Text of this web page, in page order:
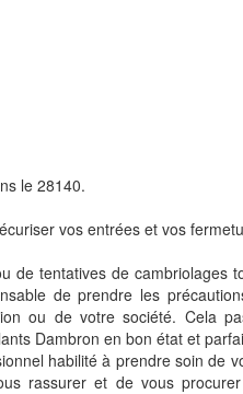
le 28140.
vos entrées et vos
de tentatives de cambriolages
de prendre les
ou de votre société. Cela
Dambron en bon état et
habilité à prendre soin de
rassurer et de vous